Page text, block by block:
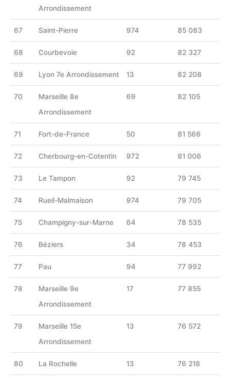
Arrondissement
67 Saint-Pierre 974 85 083
68 Courbevoie 92 82 327
69 Lyon 7e Arrondissement 13 82 208
70
Marseille 8e
Arrondissement
69 82 105
71 Fort-de-France 50 81 566
72 Cherbourg-en-Cotentin 972 81 006
73 Le Tampon 92 79 745
74 Rueil-Malmaison 974 79 705
75 Champigny-sur-Marne 64 78 535
76 Béziers 34 78 453
77 Pau 94 77 992
78
Marseille 9e
Arrondissement
17 77 855
79
Marseille 15e
Arrondissement
13 76 572
80 La Rochelle 13 76 218